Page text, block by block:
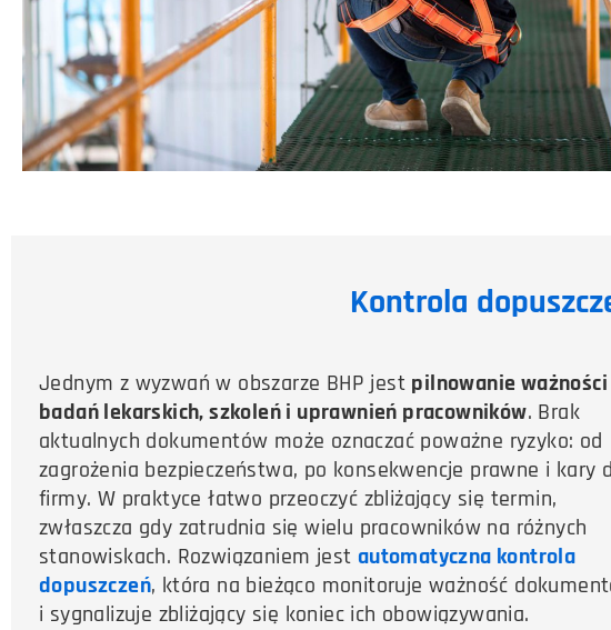
Kontrola
Jednym z wyzwań w obszarze BHP jest pilnowanie ważności
badań lekarskich, szkoleń i uprawnień pracowników. Brak
aktualnych dokumentów może oznaczać poważne ryzyko: od
zagrożenia bezpieczeństwa, po konsekwencje prawne i kary
firmy. W praktyce łatwo przeoczyć zbliżający się termin,
zwłaszcza gdy zatrudnia się wielu pracowników na różnych
stanowiskach. Rozwiązaniem jest automatyczna kontrola
dopuszczeń, która na bieżąco monitoruje ważność
i sygnalizuje zbliżający się koniec ich obowiązywania.